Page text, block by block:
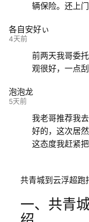
辆保险。还上
各自安好ぃ
4天前
前两天我哥委
观很好，一点
泡泡龙
5天前
我老哥推荐我
好的，这次居
这态度我赶紧
共青城到云浮超跑
一、共青